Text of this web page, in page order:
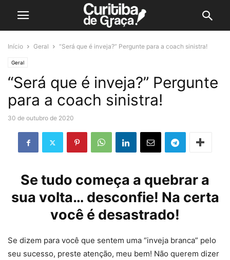
Início Geral “Será que é inveja?” Pergunte para a coach sinistra!
Geral
“Será que é inveja?” Pergunte
para a coach sinistra!
30 de outubro de 2020
Se tudo começa a quebrar a
sua volta… desconfie! Na certa
você é desastrado!
Se dizem para você que sentem uma “inveja branca” pelo
seu sucesso, preste atenção, meu bem! Não querem dizer